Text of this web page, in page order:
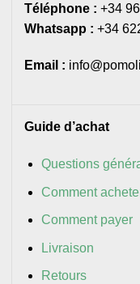
Téléphone : +34
Whatsapp : +34
Email :
Guide d’achat
Questions
Comment
Comment payer
Livraison
Retours